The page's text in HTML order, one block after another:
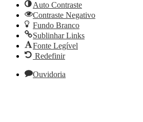
Auto Contraste
Contraste Negativo
Fundo Branco
Sublinhar Links
Fonte Legível
Redefinir
Ouvidoria